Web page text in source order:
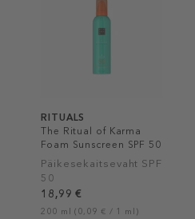
RITUALS
The Ritual of Karma
Foam Sunscreen SPF 50
Päikesekaitsevaht SPF
50
18,99 €
200 ml (0,09 € / 1 ml)